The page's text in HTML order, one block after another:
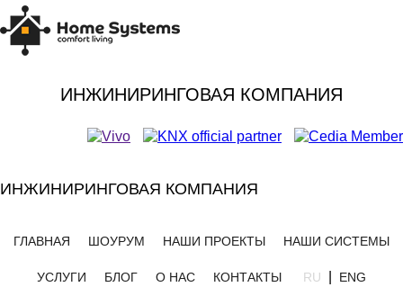
ИНЖИНИРИНГОВАЯ КОМПАНИЯ
ИНЖИНИРИНГОВАЯ КОМПАНИЯ
ГЛАВНАЯ ШОУРУМ НАШИ ПРОЕКТЫ НАШИ СИСТЕМЫ
УСЛУГИ БЛОГ О НАС КОНТАКТЫ RU ENG